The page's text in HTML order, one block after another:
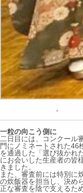
一粒の向こう側に
二日目には、コンクール
門にノミネートされた46
を通過した「選び抜かれ
にお会いした生産者の皆
きました。
また、審査前には特別に
の炊飯器を担当し、決め
正な審査を陰で支えるた